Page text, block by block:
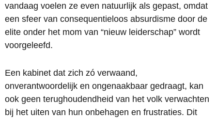
vandaag voelen ze even natuurlijk als gepast, omdat
een sfeer van consequentieloos absurdisme door de
elite onder het mom van “nieuw leiderschap” wordt
voorgeleefd.
Een kabinet dat zich zó verwaand,
onverantwoordelijk en ongenaakbaar gedraagt, kan
ook geen terughoudendheid van het volk verwachten
bij het uiten van hun onbehagen en frustraties. Dit